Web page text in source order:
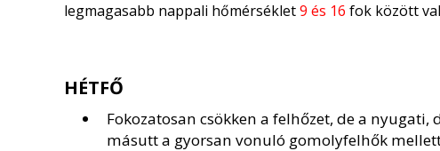
legmagasabb nappali hőmérséklet9 és 16 fok között
HÉTFŐ
Fokozatosan csökken a felhőzet, de a
másutt a gyorsan vonuló gomolyfelhők